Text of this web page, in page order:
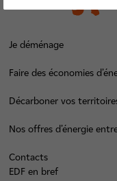
Je déménage
Faire des économies
Décarboner vos
Nos offres d’énergie
Contacts
EDF en bref